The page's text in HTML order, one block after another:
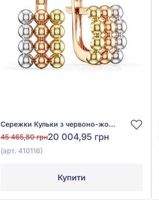
Сережки Кульки з червоно-жовто-білого золота 585°, арт. 410116
45 465,80 грн20 004,95 грн
(арт. 410116)
Купити